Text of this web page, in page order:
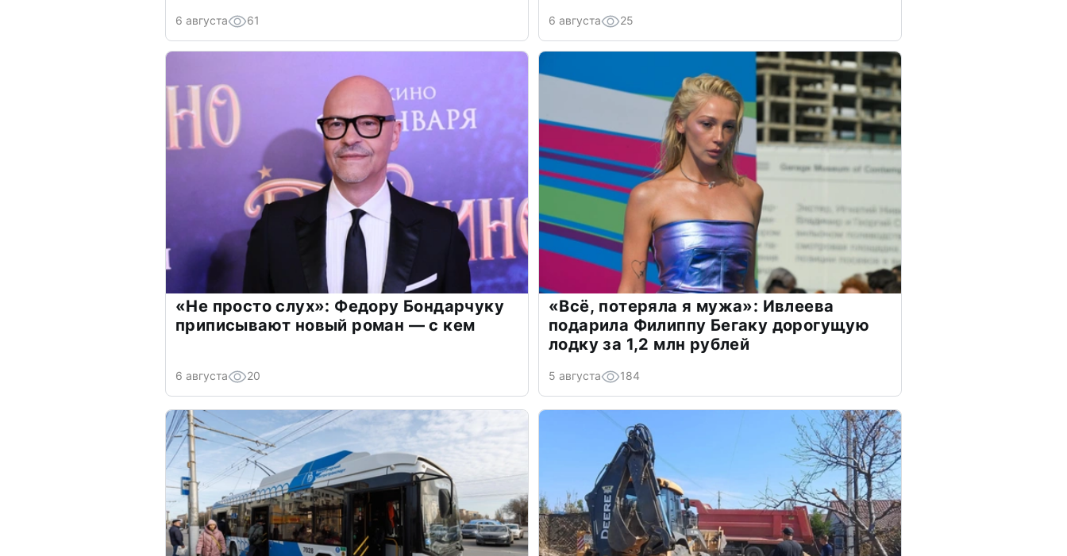
6 августа 61 6 августа 25
«Не просто слух»: Федору Бондарчуку
приписывают новый роман — с кем
6 августа 20
«Всё, потеряла я мужа»: Ивлеева
подарила Филиппу Бегаку дорогущую
лодку за 1,2 млн рублей
5 августа 184